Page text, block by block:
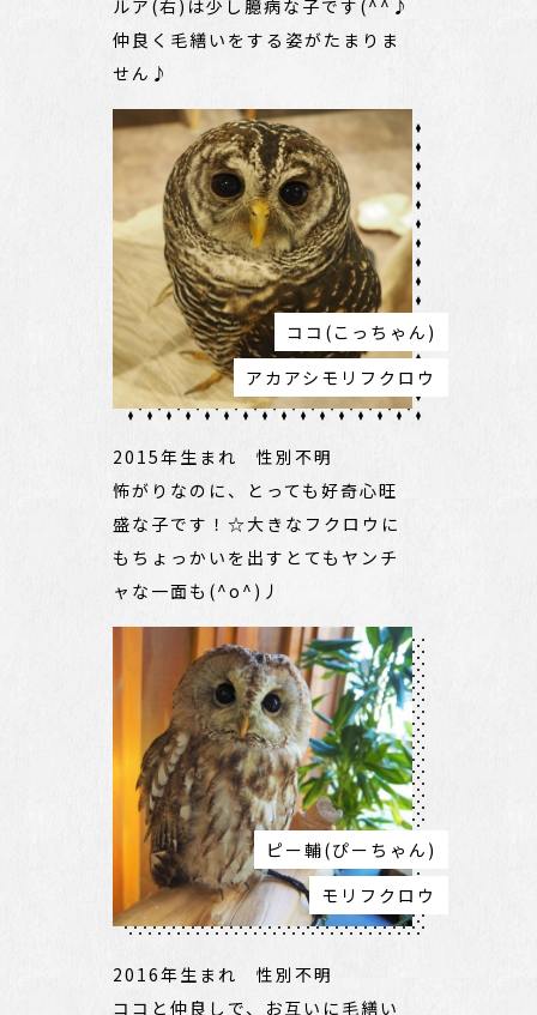
ルア(右)は少し臆病な子です(^^♪
仲良く毛繕いをする姿がたまりま
せん♪
ココ(こっちゃん)
アカアシモリフクロウ
2015年生まれ 性別不明
怖がりなのに、とっても好奇心旺
盛な子です！☆大きなフクロウに
もちょっかいを出すとてもヤンチ
ャな一面も(^o^)丿
ピー輔(ぴーちゃん)
モリフクロウ
2016年生まれ 性別不明
ココと仲良しで、お互いに毛繕い